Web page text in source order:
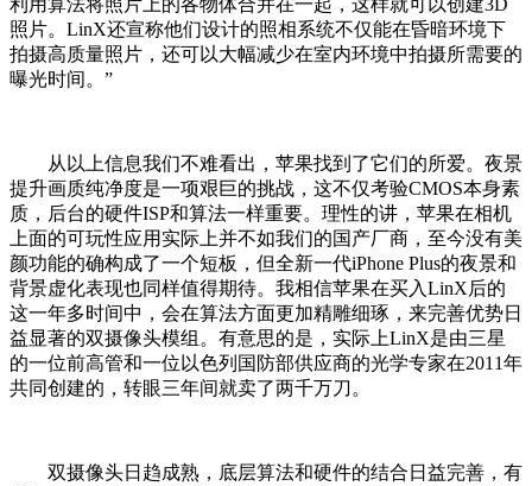
利用算法将照片上的各物体合并在一起，这样就可以创建3D
照片。LinX还宣称他们设计的照相系统不仅能在昏暗环境下
拍摄高质量照片，还可以大幅减少在室内环境中拍摄所需要的
曝光时间。”
从以上信息我们不难看出，苹果找到了它们的所爱。夜景
提升画质纯净度是一项艰巨的挑战，这不仅考验CMOS本身素
质，后台的硬件ISP和算法一样重要。理性的讲，苹果在相机
上面的可玩性应用实际上并不如我们的国产厂商，至今没有美
颜功能的确构成了一个短板，但全新一代iPhone Plus的夜景和
背景虚化表现也同样值得期待。我相信苹果在买入LinX后的
这一年多时间中，会在算法方面更加精雕细琢，来完善优势日
益显著的双摄像头模组。有意思的是，实际上LinX是由三星
的一位前高管和一位以色列国防部供应商的光学专家在2011年
共同创建的，转眼三年间就卖了两千万刀。
双摄像头日趋成熟，底层算法和硬件的结合日益完善，有